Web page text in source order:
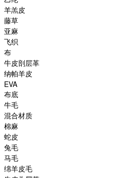
羊羔皮
藤草
亚麻
飞织
布
牛皮剖层革
纳帕羊皮
EVA
布底
牛毛
混合材质
棉麻
蛇皮
兔毛
马毛
绵羊皮毛